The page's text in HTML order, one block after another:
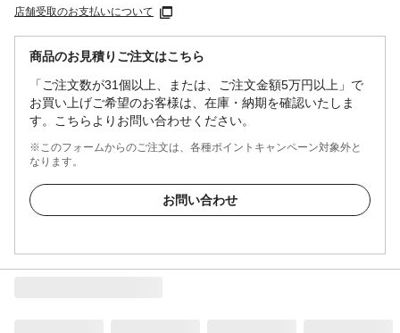
店舗受取のお支払いについて
商品のお見積りご注文はこちら
「ご注文数が31個以上、または、ご注文金額5万円以上」で
お買い上げご希望のお客様は、在庫・納期を確認いたしま
す。こちらよりお問い合わせください。
※このフォームからのご注文は、各種ポイントキャンペーン対象外と
なります。
お問い合わせ